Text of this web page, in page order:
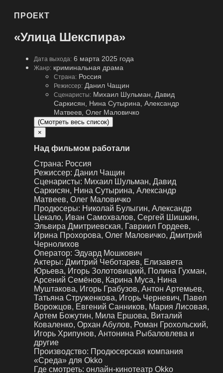
ПРОЕКТ
«Улица Шекспира»
Дата выхода: 6 марта 2025 года
Жанр: криминальная драма
Страна: Россия
Режиссер: Данил Чащин
Сценаристы: Михаил Шульман, Давид
Саркисян, Нина Сутырина, Александр
Матвеев, Олег Маловичко
(Смотреть весь список)
×
Над фильмом работали
Страна: Россия
Режиссер: Данил Чащин
Сценаристы: Михаил Шульман, Давид
Саркисян, Нина Сутырина, Александр
Матвеев, Олег Маловичко
Продюсеры: Николай Булыгин, Александр
Цекало, Иван Самохвалов, Сергей Шишкин,
Эльвира Дмитриевская, Гавриил Гордеев,
Ирина Прохорова, Олег Маловичко, Дмитрий
Чернолихов
Оператор: Эдуард Мошкович
Актеры: Дмитрий Чеботарев, Елизавета
Юрьева, Игорь Золотовицкий, Полина Гухман,
Арсений Семёнов, Карина Муса, Нина
Муштакова, Игорь Грабузов, Антон Артемьев,
Татьяна Струженкова, Игорь Черневич, Павел
Ворожцов, Евгений Санников, Мария Лисовая,
Артем Божутин, Мила Ершова, Виталий
Коваленко, Орхан Абулов, Роман Грохольский,
Игорь Хрипунов, Антонина Рыбаловлева и
другие
Производство: Продюсерская компания
«Среда» для Okko
Где смотреть: онлайн-кинотеатр Okko